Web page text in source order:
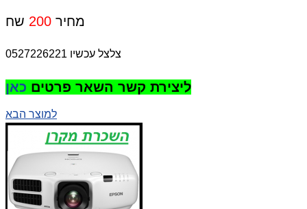
מחיר 200
ליצירת קשר השאר פרטים כאן
למוצר הבא